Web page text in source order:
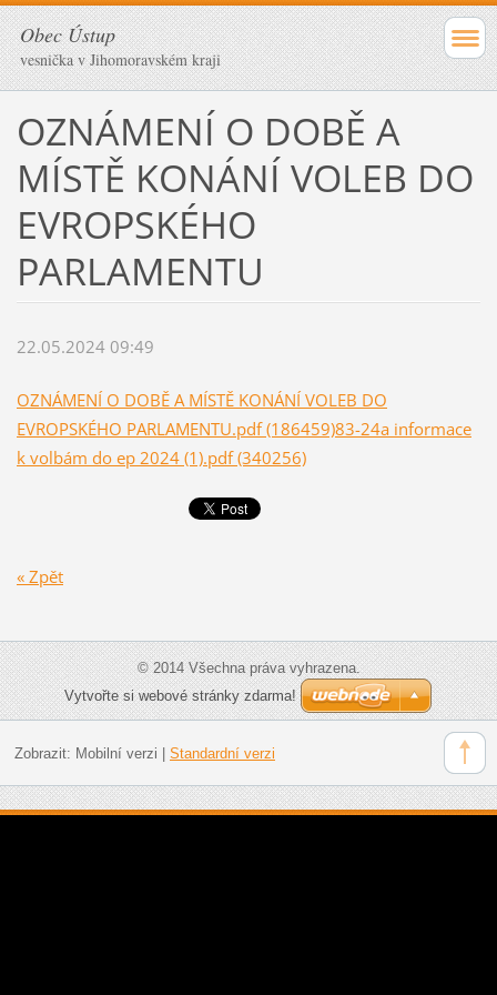
Obec Ústup
vesnička v Jihomoravském kraji
OZNÁMENÍ O DOBĚ A
MÍSTĚ KONÁNÍ VOLEB DO
EVROPSKÉHO
PARLAMENTU
22.05.2024 09:49
OZNÁMENÍ O DOBĚ A MÍSTĚ KONÁNÍ VOLEB DO
EVROPSKÉHO PARLAMENTU.pdf (186459)83-24a informace
k volbám do ep 2024 (1).pdf (340256)
« Zpět
© 2014 Všechna práva vyhrazena.
Vytvořte si webové stránky zdarma!
Zobrazit: Mobilní verzi Standardní verzi